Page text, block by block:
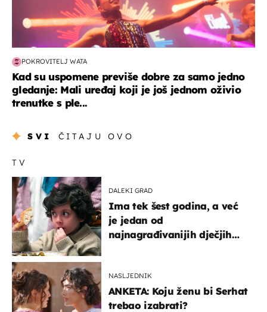
POKROVITELJ WATA
Kad su uspomene previše dobre za samo jedno
gledanje: Mali uređaj koji je još jednom oživio
trenutke s ple...
SVI ČITAJU OVO
TV
DALEKI GRAD
Ima tek šest godina, a već
je jedan od
najnagrađivanijih dječjih
NASLJEDNIK
ANKETA: Koju ženu bi Serhat
trebao izabrati?